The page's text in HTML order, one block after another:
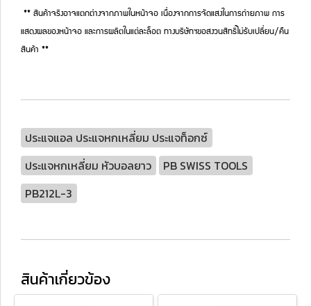
** สินค้าจริงอาจแตกต่างจากภาพในหน้าจอ เนื่องจากการจัดแสงในการถ่ายภาพ การ
แสดงผลของหน้าจอ และการผลิตในแต่ละล็อต ทางบริษัทฯขอสงวนสิทธิ์ไม่รับเปลี่ยน/คืน
สินค้า **
ประแจแอล ประแจหกเหลี่ยม ประแจท็อกซ์
ประแจหกเหลี่ยม หัวบอลยาว
PB SWISS TOOLS
PB212L-3
สินค้าเกี่ยวข้อง